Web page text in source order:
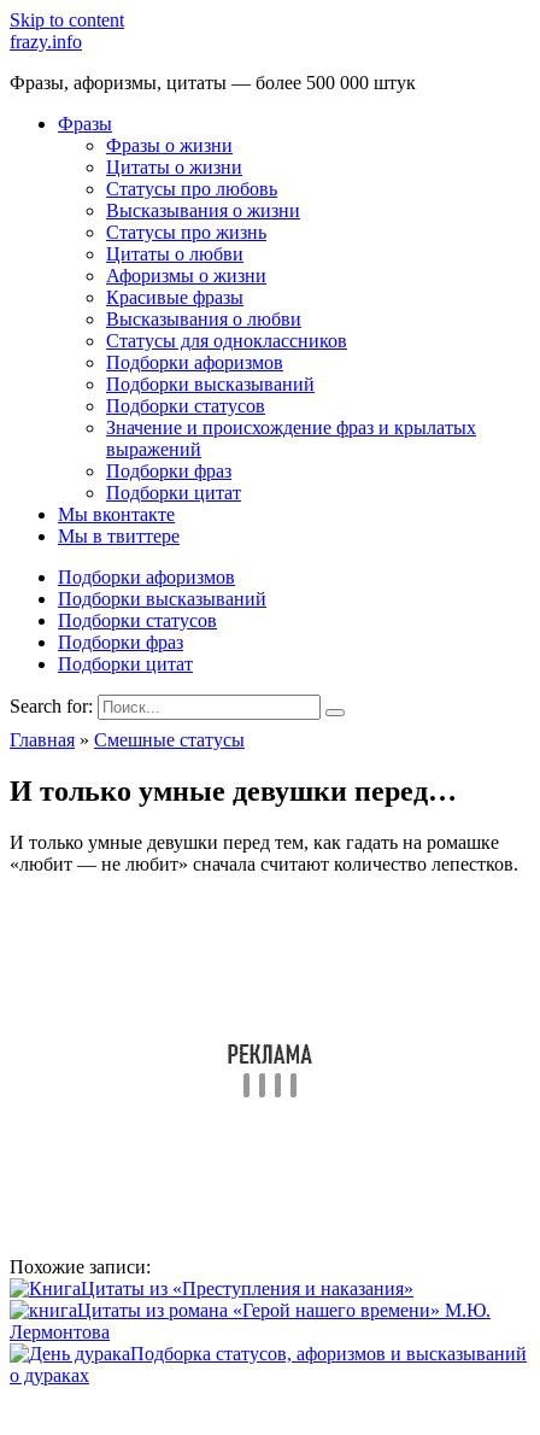
Skip to content
frazy.info
Фразы, афоризмы, цитаты — более 500 000 штук
Фразы
Фразы о жизни
Цитаты о жизни
Статусы про любовь
Высказывания о жизни
Статусы про жизнь
Цитаты о любви
Афоризмы о жизни
Красивые фразы
Высказывания о любви
Статусы для одноклассников
Подборки афоризмов
Подборки высказываний
Подборки статусов
Значение и происхождение фраз и крылатых
выражений
Подборки фраз
Подборки цитат
Мы вконтакте
Мы в твиттере
Подборки афоризмов
Подборки высказываний
Подборки статусов
Подборки фраз
Подборки цитат
Search for:
Главная » Смешные статусы
И только умные девушки перед…
И только умные девушки перед тем, как гадать на ромашке
«любит — не любит» сначала считают количество лепестков.
Похожие записи:
Цитаты из «Преступления и наказания»
Цитаты из романа «Герой нашего времени» М.Ю.
Лермонтова
Подборка статусов, афоризмов и высказываний
о дураках